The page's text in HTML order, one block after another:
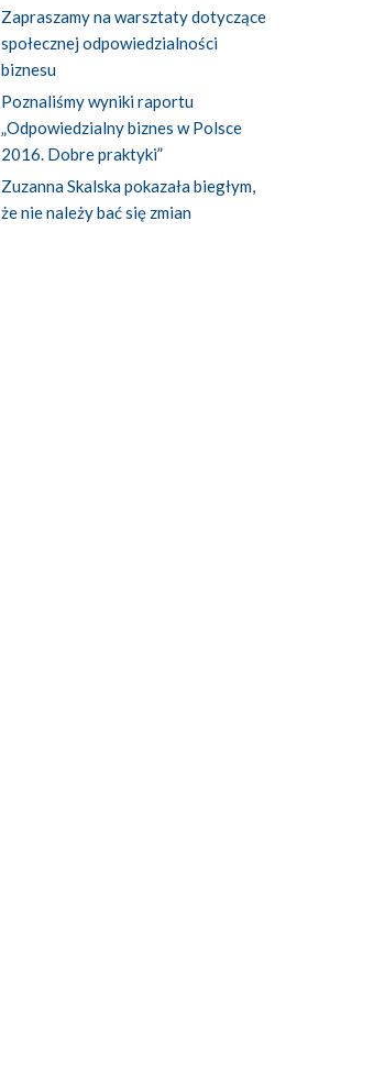
Zapraszamy na warsztaty dotyczące
społecznej odpowiedzialności
biznesu
Poznaliśmy wyniki raportu
„Odpowiedzialny biznes w Polsce
2016. Dobre praktyki”
Zuzanna Skalska pokazała biegłym,
że nie należy bać się zmian